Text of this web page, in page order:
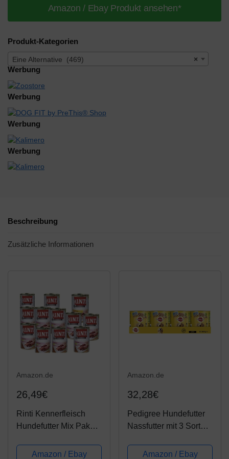
Amazon / Ebay Produkt ansehen*
Produkt-Kategorien
×
Eine Alternative (469)
Werbung
Werbung
Werbung
Werbung
Beschreibung
Zusätzliche Informationen
Amazon.de
26,49€
Rinti Kennerfleisch
Hundefutter Mix Paket
Amazon / Ebay
Amazon.de
32,28€
Pedigree Hundefutter
Nassfutter mit 3 Sorten
Dosen (12 x 800g)
Amazon / Ebay